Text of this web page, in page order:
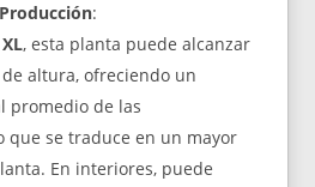
:
XL, esta planta puede alcanzar
de altura, ofreciendo un
promedio de las
que se traduce en un mayor
En interiores, puede